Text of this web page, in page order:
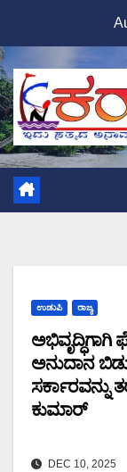
content
ಉಡುಪಿ ರಾಜ್ಯ
ಅನುದಾನ
ಸರ್ಕಾರವನ್ನು
ಕುಮಾರ್
DEC 10, 2025